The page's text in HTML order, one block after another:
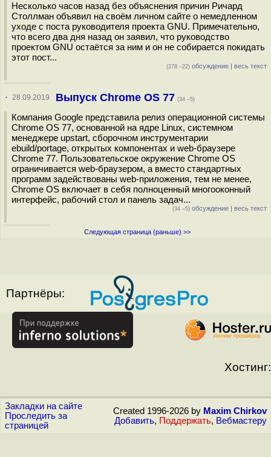
Несколько часов назад без объяснения причин Ричард
Столлман объявил на своём личном сайте о немедленном
уходе с поста руководителя проекта GNU. Примечательно,
что всего два дня назад он заявил, что руководство
проектом GNU остаётся за ним и он не собирается покидать
этот пост...
(278 –22) обсуждение | весь текст
· 28.09.2019 Выпуск Chrome OS 77 (34 –5)
Компания Google представила релиз операционной системы
Chrome OS 77, основанной на ядре Linux, системном
менеджере upstart, сборочном инструментарии
ebuild/portage, открытых компонентах и web-браузере
Chrome 77. Пользовательское окружение Chrome OS
ограничивается web-браузером, а вместо стандартных
программ задействованы web-приложения, тем не менее,
Chrome OS включает в себя полноценный многооконный
интерфейс, рабочий стол и панель задач...
(34 –5) обсуждение | весь текст
Следующая страница (раньше) >>
Партнёры:
Хостинг:
Закладки на сайте
Проследить за
страницей
Created 1996-2026 by Maxim Chirkov
Добавить, Поддержать, Вебмастеру